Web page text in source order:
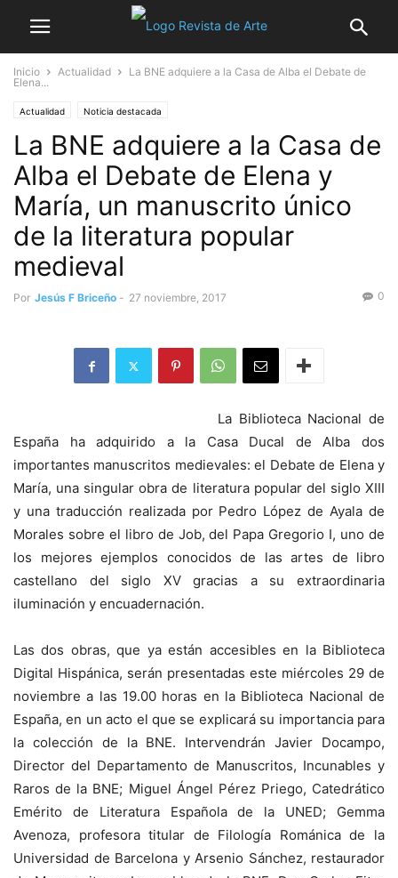
Inicio Actualidad
La BNE adquiere a la Casa de Alba el Debate de
Elena...
Actualidad Noticia destacada
La BNE adquiere a la Casa de
Alba el Debate de Elena y
María, un manuscrito único
de la literatura popular
medieval
Por Jesús F Briceño - 27 noviembre, 2017 0
La Biblioteca Nacional de
España ha adquirido a la Casa Ducal de Alba dos
importantes manuscritos medievales: el Debate de Elena y
María, una singular obra de literatura popular del siglo XIII
y una traducción realizada por Pedro López de Ayala de
Morales sobre el libro de Job, del Papa Gregorio I, uno de
los mejores ejemplos conocidos de las artes de libro
castellano del siglo XV gracias a su extraordinaria
iluminación y encuadernación.
Las dos obras, que ya están accesibles en la Biblioteca
Digital Hispánica, serán presentadas este miércoles 29 de
noviembre a las 19.00 horas en la Biblioteca Nacional de
España, en un acto el que se explicará su importancia para
la colección de la BNE. Intervendrán Javier Docampo,
Director del Departamento de Manuscritos, Incunables y
Raros de la BNE; Miguel Ángel Pérez Priego, Catedrático
Emérito de Literatura Española de la UNED; Gemma
Avenoza, profesora titular de Filología Románica de la
Universidad de Barcelona y Arsenio Sánchez, restaurador